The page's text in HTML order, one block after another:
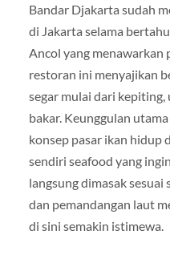
Bandar Djakarta sudah
di Jakarta selama
Ancol yang menawarkan
restoran ini menyajikan
segar mulai dari kepiting,
bakar. Keunggulan
konsep pasar ikan hidup
sendiri seafood yang
langsung dimasak sesuai
dan pemandangan laut
di sini semakin istimewa.